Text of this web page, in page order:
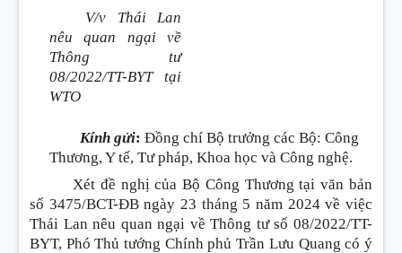
V/v Thái Lan
nêu quan ngại về
Thông tư
08/2022/TT-BYT tại
WTO
Kính gửi: Đồng chí Bộ trưởng các Bộ: Công
Thương, Y tế, Tư pháp, Khoa học và Công nghệ.
Xét đề nghị của Bộ Công Thương tại văn bản
số 3475/BCT-ĐB ngày 23 tháng 5 năm 2024 về việc
Thái Lan nêu quan ngại về Thông tư số 08/2022/TT-
BYT, Phó Thủ tướng Chính phủ Trần Lưu Quang có ý